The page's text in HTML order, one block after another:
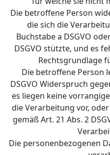
Die betroffene Person
die sich die
Buchstabe a DSGVO
DSGVO stützte, und es
Rechtsgrundlage
Die betroffene Person
DSGVO Widerspruch
es liegen keine
die Verarbeitung vor,
gemäß Art. 21 Abs. 2
Die personenbezogenen